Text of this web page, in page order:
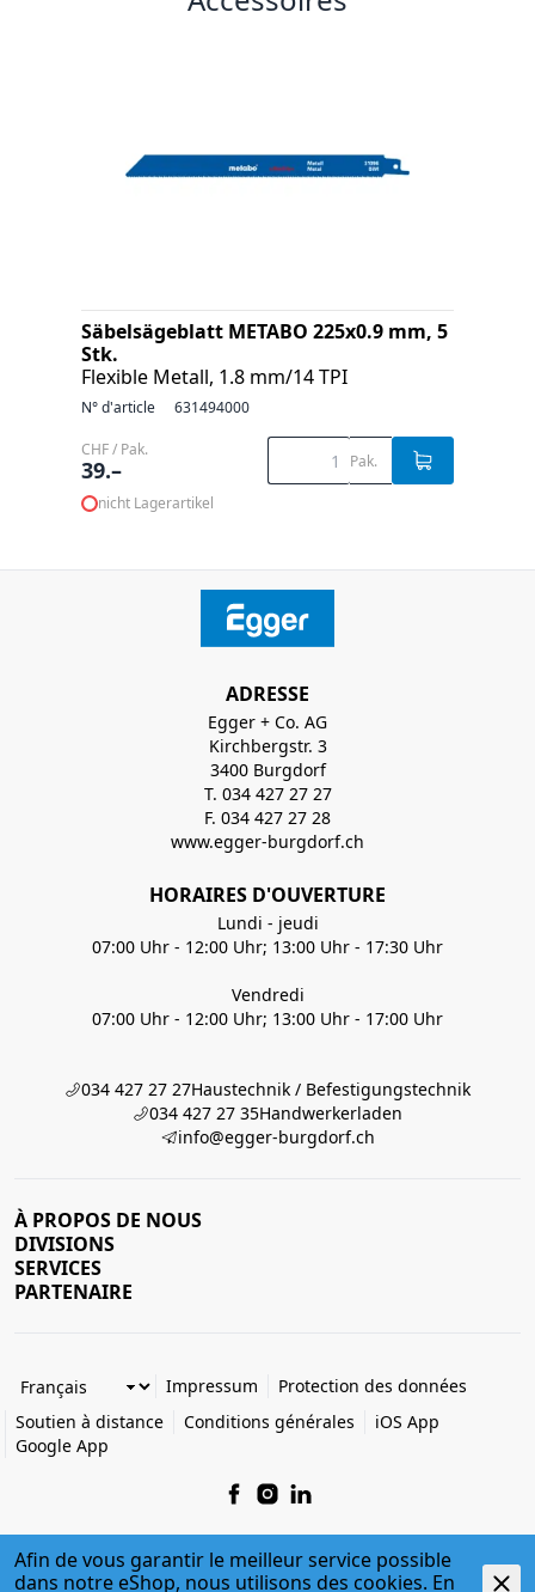
Säbelsägeblatt METABO 225x0.9 mm, 5
Stk.
Flexible Metall, 1.8 mm/14 TPI
N° d'article 631494000
CHF / Pak.
39.– Pak.
nicht Lagerartikel
ADRESSE
Egger + Co. AG
Kirchbergstr. 3
3400 Burgdorf
T. 034 427 27 27
F. 034 427 27 28
www.egger-burgdorf.ch
HORAIRES D'OUVERTURE
Lundi - jeudi
07:00 Uhr - 12:00 Uhr; 13:00 Uhr - 17:30 Uhr
Vendredi
07:00 Uhr - 12:00 Uhr; 13:00 Uhr - 17:00 Uhr
034 427 27 27Haustechnik / Befestigungstechnik
034 427 27 35Handwerkerladen
info@egger-burgdorf.ch
À PROPOS DE NOUS
DIVISIONS
SERVICES
PARTENAIRE
Impressum
Protection des données
Soutien à distance
Conditions générales
iOS App
Google App
© 2026 Egger + Co. AG
Afin de vous garantir le meilleur service possible
dans notre eShop, nous utilisons des cookies. En